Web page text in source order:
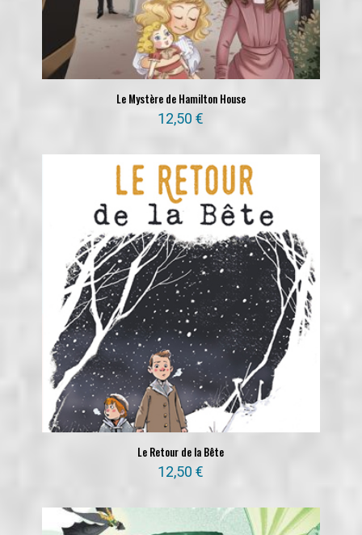
Le Mystère de Hamilton House
12,50€
Le Retour de la Bête
12,50€